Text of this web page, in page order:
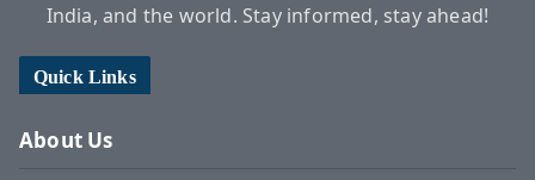
India, and the world. Stay informed, stay ahead!
Quick Links
About Us